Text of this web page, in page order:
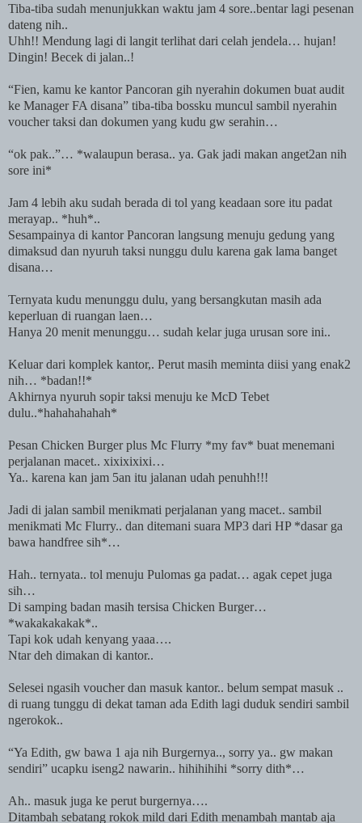
Tiba-tiba sudah menunjukkan waktu jam 4 sore..bentar lagi pesenan
dateng nih..
Uhh!! Mendung lagi di langit terlihat dari celah jendela… hujan!
Dingin! Becek di jalan..!
“Fien, kamu ke kantor Pancoran gih nyerahin dokumen buat audit
ke Manager FA disana” tiba-tiba bossku muncul sambil nyerahin
voucher taksi dan dokumen yang kudu gw serahin…
“ok pak..”… *walaupun berasa.. ya. Gak jadi makan anget2an nih
sore ini*
Jam 4 lebih aku sudah berada di tol yang keadaan sore itu padat
merayap.. *huh*..
Sesampainya di kantor Pancoran langsung menuju gedung yang
dimaksud dan nyuruh taksi nunggu dulu karena gak lama banget
disana…
Ternyata kudu menunggu dulu, yang bersangkutan masih ada
keperluan di ruangan laen…
Hanya 20 menit menunggu… sudah kelar juga urusan sore ini..
Keluar dari komplek kantor,. Perut masih meminta diisi yang enak2
nih… *badan!!*
Akhirnya nyuruh sopir taksi menuju ke McD Tebet
dulu..*hahahahahah*
Pesan Chicken Burger plus Mc Flurry *my fav* buat menemani
perjalanan macet.. xixixixixi…
Ya.. karena kan jam 5an itu jalanan udah penuhh!!!
Jadi di jalan sambil menikmati perjalanan yang macet.. sambil
menikmati Mc Flurry.. dan ditemani suara MP3 dari HP *dasar ga
bawa handfree sih*…
Hah.. ternyata.. tol menuju Pulomas ga padat… agak cepet juga
sih…
Di samping badan masih tersisa Chicken Burger…
*wakakakakak*..
Tapi kok udah kenyang yaaa….
Ntar deh dimakan di kantor..
Selesei ngasih voucher dan masuk kantor.. belum sempat masuk ..
di ruang tunggu di dekat taman ada Edith lagi duduk sendiri sambil
ngerokok..
“Ya Edith, gw bawa 1 aja nih Burgernya.., sorry ya.. gw makan
sendiri” ucapku iseng2 nawarin.. hihihihihi *sorry dith*…
Ah.. masuk juga ke perut burgernya….
Ditambah sebatang rokok mild dari Edith menambah mantab aja